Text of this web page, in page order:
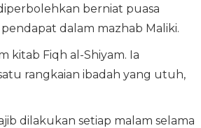
berniat puasa
dalam mazhab Maliki.
kitab Fiqh al-Shiyam. Ia
rangkaian ibadah yang utuh,
dilakukan setiap malam selama